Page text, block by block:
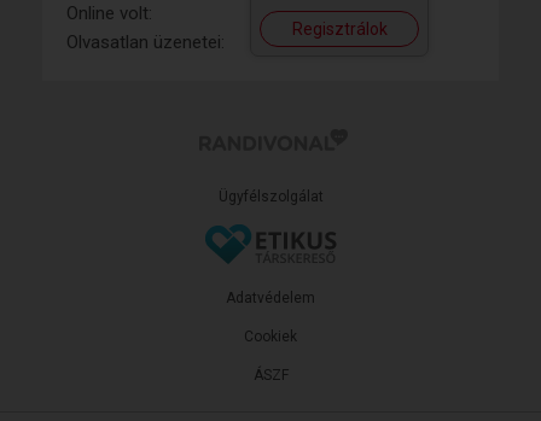
Online volt:
Olvasatlan üzenetei:
Regisztrálok
Ügyfélszolgálat
ÁSZF
Adatvédelem
Cookiek